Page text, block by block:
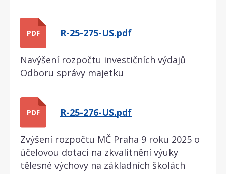
PDF R-25-275-US.pdf
Navýšení rozpočtu investičních výdajů
Odboru správy majetku
PDF R-25-276-US.pdf
Zvýšení rozpočtu MČ Praha 9 roku 2025 o
účelovou dotaci na zkvalitnění výuky
tělesné výchovy na základních školách